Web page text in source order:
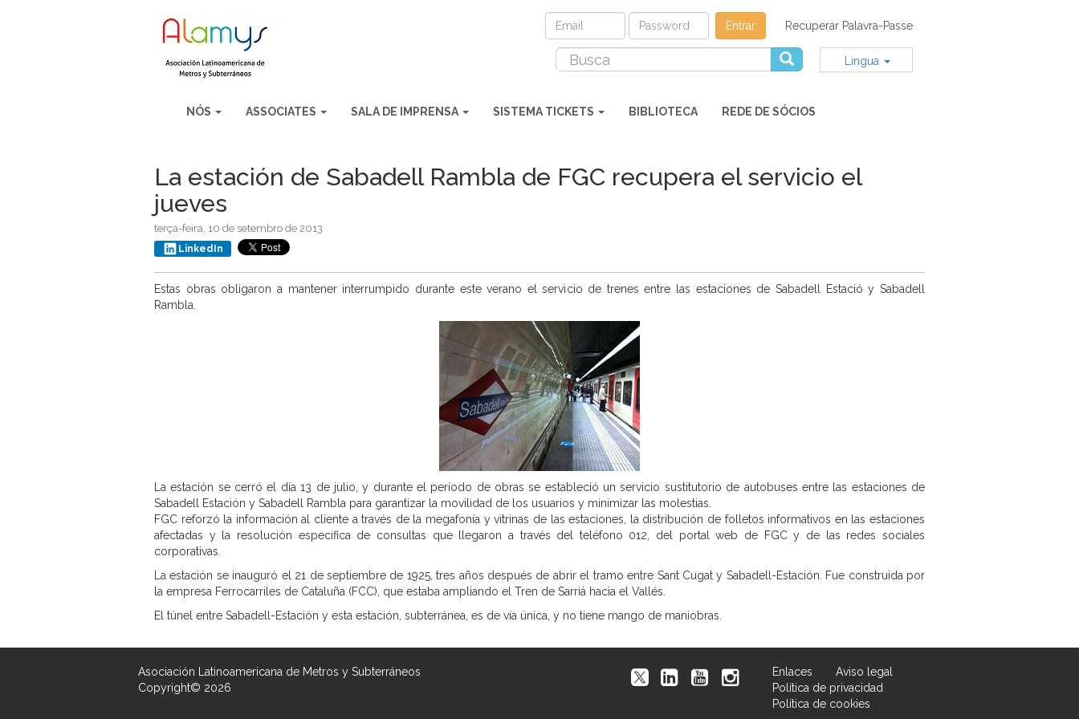
Entrar Recuperar Palavra-Passe
Lingua
NÓS ASSOCIATES SALA DE IMPRENSA SISTEMA TICKETS BIBLIOTECA REDE DE SÓCIOS
La estación de Sabadell Rambla de FGC recupera el servicio el
jueves
terça-feira, 10 de setembro de 2013
LinkedIn
Estas obras obligaron a mantener interrumpido durante este verano el servicio de trenes entre las estaciones de Sabadell Estació y Sabadell
Rambla.
La estación se cerró el día 13 de julio, y durante el período de obras se estableció un servicio sustitutorio de autobuses entre las estaciones de
Sabadell Estación y Sabadell Rambla para garantizar la movilidad de los usuarios y minimizar las molestias.
FGC reforzó la información al cliente a través de la megafonía y vitrinas de las estaciones, la distribución de folletos informativos en las estaciones
afectadas y la resolución específica de consultas que llegaron a través del teléfono 012, del portal web de FGC y de las redes sociales
corporativas.
La estación se inauguró el 21 de septiembre de 1925, tres años después de abrir el tramo entre Sant Cugat y Sabadell-Estación. Fue construida por
la empresa Ferrocarriles de Cataluña (FCC), que estaba ampliando el Tren de Sarriá hacia el Vallés.
El túnel entre Sabadell-Estación y esta estación, subterránea, es de vía única, y no tiene mango de maniobras.
Asociación Latinoamericana de Metros y Subterráneos
Copyright© 2026
Enlaces
Aviso legal
Política de privacidad
Política de cookies